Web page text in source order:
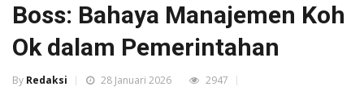
Boss: Bahaya Manajemen Koh
Ok dalam Pemerintahan
By Redaksi 28 Januari 2026 2947